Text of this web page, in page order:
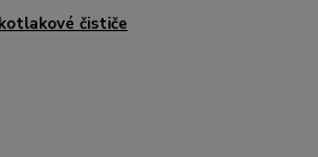
čističe